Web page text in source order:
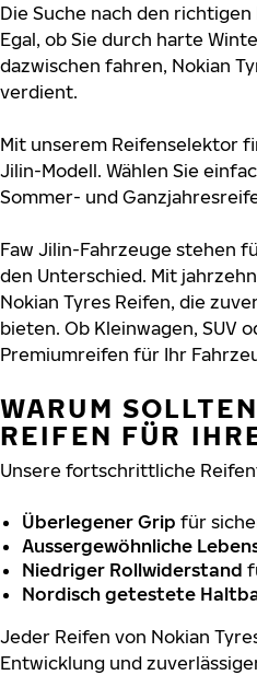
Die Suche nach den
Egal, ob Sie durch harte
dazwischen fahren, Nokian
verdient.
Mit unserem Reifenselektor
Jilin-Modell. Wählen Sie
Sommer- und
Faw Jilin-Fahrzeuge stehen
den Unterschied. Mit
Nokian Tyres Reifen, die
bieten. Ob Kleinwagen, SUV
Premiumreifen für Ihr
WARUM
REIFEN FÜR
Unsere fortschrittliche
Überlegener Grip für
Aussergewöhnliche
Niedriger Rollwiderstand
Nordisch getestete
Jeder Reifen von Nokian
Entwicklung und